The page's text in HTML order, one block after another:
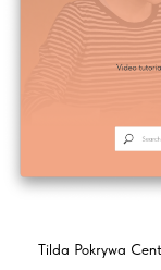
Tilda Pokrywa